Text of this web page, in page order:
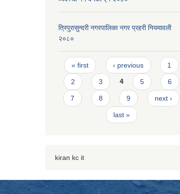
त्रिपुरासुन्दरी नगरपालिका नगर प्रहरी नियमावली
२०८०
Pages
« first ‹ previous 1
2 3 4 5 6
7 8 9 next ›
last »
kiran kc it